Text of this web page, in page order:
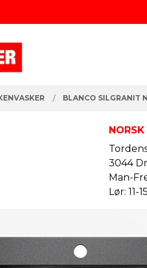
BLANCO SILGRANIT
3044
Man-
Lør: 11-